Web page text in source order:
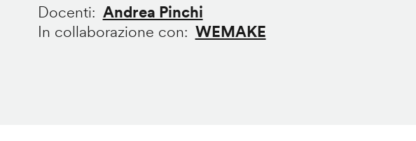
Docenti
Andrea Pinchi
In collaborazione con
WEMAKE